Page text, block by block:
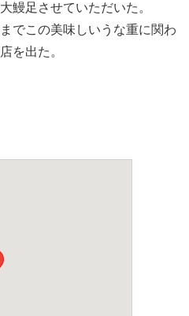
鰻足させていただいた。
でこの美味しいうな重に関わ
を出た。